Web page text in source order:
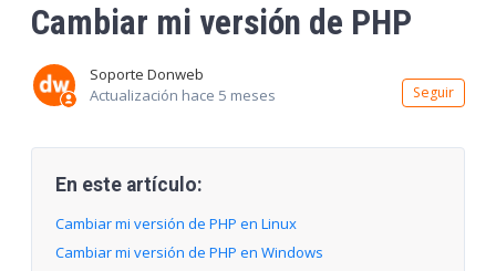
Cambiar mi versión de PHP
Soporte Donweb
Actualización hace 5 meses Seguir
En este artículo:
Cambiar mi versión de PHP en Linux
Cambiar mi versión de PHP en Windows